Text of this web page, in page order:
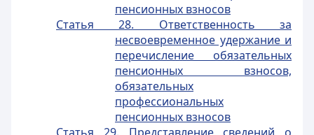
пенсионных взносов
Статья 28. Ответственность за
несвоевременное удержание и
перечисление обязательных
пенсионных взносов,
обязательных
профессиональных
пенсионных взносов